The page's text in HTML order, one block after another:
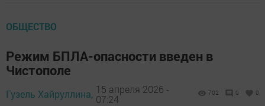
ОБЩЕСТВО
Режим БПЛА-опасности введен в
Чистополе
Гузель Хайруллина, 15 апреля 2026 -
07:24
702 0 0